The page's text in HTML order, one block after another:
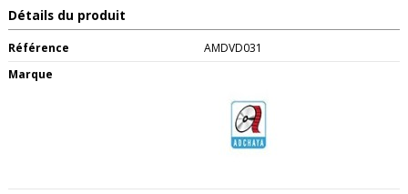
Détails du produit
Référence
AMDVD031
Marque